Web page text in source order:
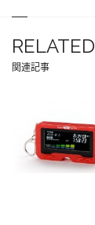
RELATED
関連記事